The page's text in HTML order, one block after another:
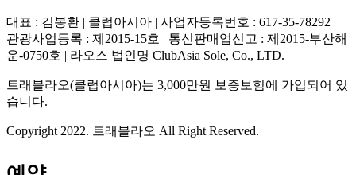
대표 : 김봉환 | 클럽아시아 | 사업자등록번호 : 617-35-78292 |
관광사업등록 : 제2015-15호 | 통신판매업신고 : 제2015-부산해
운-0750호 | 라오스 법인명 ClubAsia Sole, Co., LTD.
트래블라오(클럽아시아)는 3,000만원 보증보험에 가입되어 있
습니다.
Copyright 2022. 트래블라오 All Right Reserved.